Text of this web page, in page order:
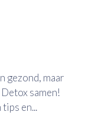
gezond, maar
samen!
en...